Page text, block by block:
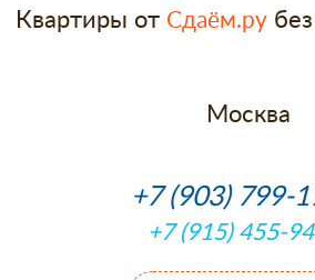
Квартиры от Сдаём.ру
Москва
+7 (903) 799-
+7 (915) 455-